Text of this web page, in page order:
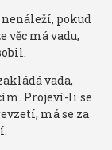
pokud
věc má vadu,
vada,
Projeví-li se
má se za